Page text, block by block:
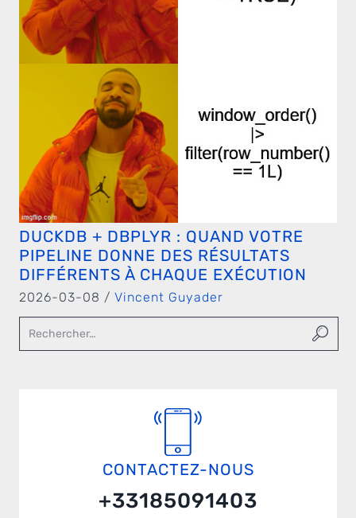
DUCKDB + DBPLYR : QUAND VOTRE
PIPELINE DONNE DES RÉSULTATS
DIFFÉRENTS À CHAQUE EXÉCUTION
2026-03-08 / Vincent Guyader
CONTACTEZ-NOUS
+33185091403